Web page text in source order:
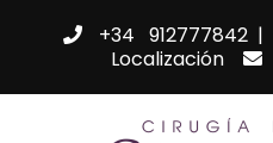
+34 912777842|
Localización